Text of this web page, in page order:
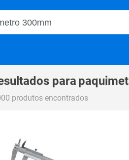
Magalu
para
produtos encontrados